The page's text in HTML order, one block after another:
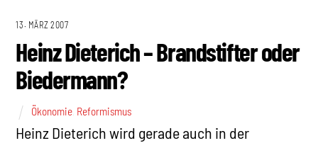
13. MÄRZ 2007
Heinz Dieterich – Brandstifter oder
Biedermann?
Ökonomie Reformismus
Heinz Dieterich wird gerade auch in der